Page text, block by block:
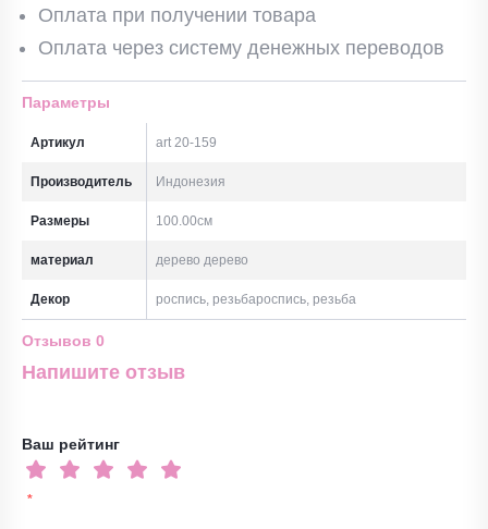
Оплата при получении товара
Оплата через систему денежных переводов
Параметры
Артикул art 20-159
Производитель Индонезия
Размеры 100.00см
материал дерево дерево
Декор роспись, резьбароспись, резьба
Отзывов 0
Напишите отзыв
Ваш рейтинг